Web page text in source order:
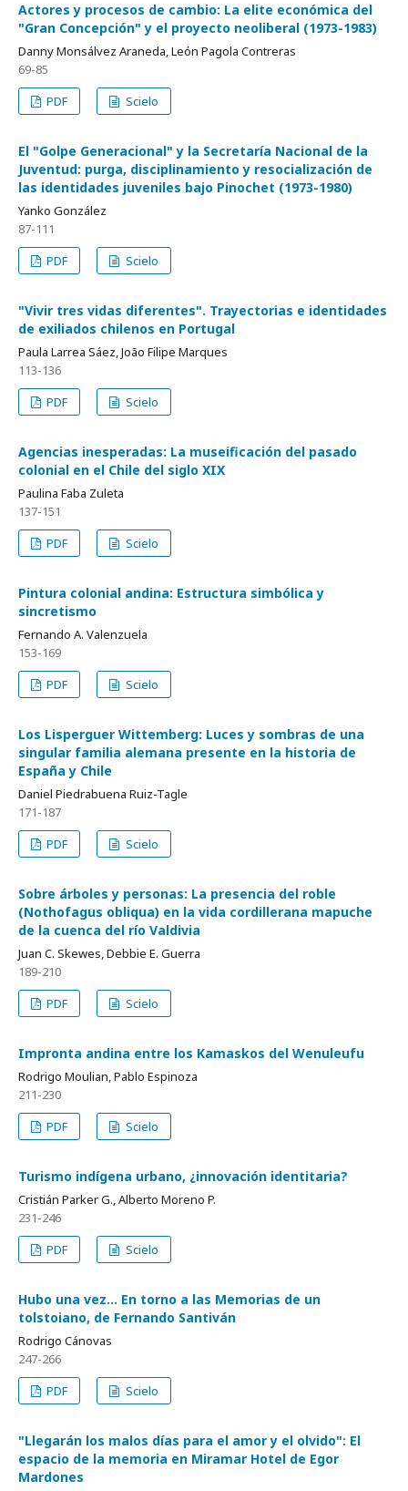
Actores y procesos de cambio: La elite económica del
"Gran Concepción" y el proyecto neoliberal (1973-1983)
Danny Monsálvez Araneda, León Pagola Contreras
69-85
PDF
Scielo
El "Golpe Generacional" y la Secretaría Nacional de la
Juventud: purga, disciplinamiento y resocialización de
las identidades juveniles bajo Pinochet (1973-1980)
Yanko González
87-111
PDF
Scielo
"Vivir tres vidas diferentes". Trayectorias e identidades
de exiliados chilenos en Portugal
Paula Larrea Sáez, João Filipe Marques
113-136
PDF
Scielo
Agencias inesperadas: La museificación del pasado
colonial en el Chile del siglo XIX
Paulina Faba Zuleta
137-151
PDF
Scielo
Pintura colonial andina: Estructura simbólica y
sincretismo
Fernando A. Valenzuela
153-169
PDF
Scielo
Los Lisperguer Wittemberg: Luces y sombras de una
singular familia alemana presente en la historia de
España y Chile
Daniel Piedrabuena Ruiz-Tagle
171-187
PDF
Scielo
Sobre árboles y personas: La presencia del roble
(Nothofagus obliqua) en la vida cordillerana mapuche
de la cuenca del río Valdivia
Juan C. Skewes, Debbie E. Guerra
189-210
PDF
Scielo
Impronta andina entre los Kamaskos del Wenuleufu
Rodrigo Moulian, Pablo Espinoza
211-230
PDF
Scielo
Turismo indígena urbano, ¿innovación identitaria?
Cristián Parker G., Alberto Moreno P.
231-246
PDF
Scielo
Hubo una vez... En torno a las Memorias de un
tolstoiano, de Fernando Santiván
Rodrigo Cánovas
247-266
PDF
Scielo
"Llegarán los malos días para el amor y el olvido": El
espacio de la memoria en Miramar Hotel de Egor
Mardones